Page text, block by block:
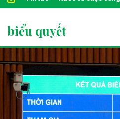
biểu quyết